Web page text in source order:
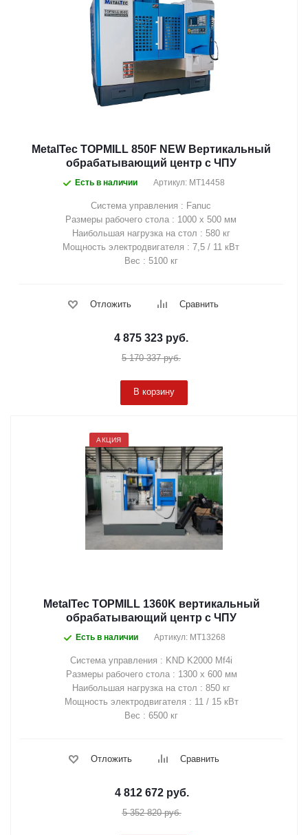
MetalTec TOPMILL 850F NEW Вертикальный
обрабатывающий центр с ЧПУ
Есть в наличии Артикул: MT14458
Система управления : Fanuc
Размеры рабочего стола : 1000 х 500 мм
Наибольшая нагрузка на стол : 580 кг
Мощность электродвигателя : 7,5 / 11 кВт
Вес : 5100 кг
Отложить Сравнить
4 875 323 руб.
5 170 337руб.
В корзину
АКЦИЯ
MetalTec TOPMILL 1360K вертикальный
обрабатывающий центр с ЧПУ
Есть в наличии Артикул: MT13268
Система управления : KND K2000 Mf4i
Размеры рабочего стола : 1300 х 600 мм
Наибольшая нагрузка на стол : 850 кг
Мощность электродвигателя : 11 / 15 кВт
Вес : 6500 кг
Отложить Сравнить
4 812 672руб.
5 352 820руб.